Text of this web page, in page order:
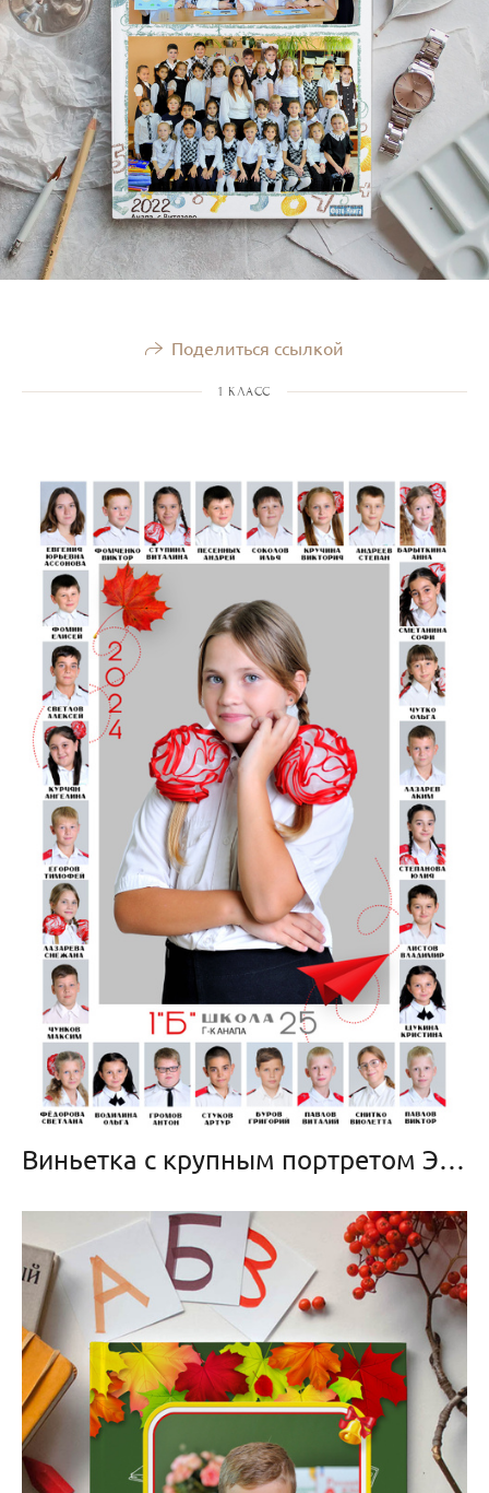
Поделиться ссылкой
1 КЛАСС
Виньетка с крупным портретом Эконом